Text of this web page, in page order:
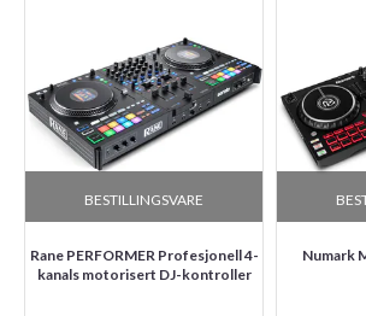
BESTILLINGSVARE
Rane PERFORMER Profesjonell 4-
kanals motorisert DJ-kontroller
Numark